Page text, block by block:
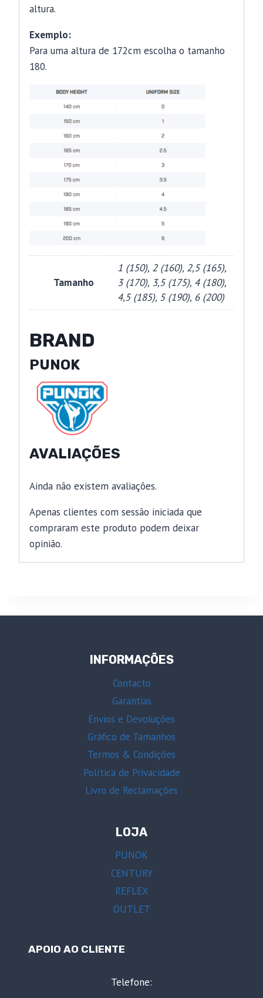
altura.
Exemplo:
Para uma altura de 172cm escolha o tamanho
180.
Tamanho
1 (150), 2 (160), 2,5 (165),
3 (170), 3,5 (175), 4 (180),
4,5 (185), 5 (190), 6 (200)
BRAND
PUNOK
AVALIAÇÕES
Ainda não existem avaliações.
Apenas clientes com sessão iniciada que
compraram este produto podem deixar
opinião.
INFORMAÇÕES
Contacto
Garantias
Envios e Devoluções
Gráfico de Tamanhos
Termos & Condições
Política de Privacidade
Livro de Reclamações
LOJA
PUNOK
CENTURY
REFLEX
OUTLET
APOIO AO CLIENTE
Telefone: